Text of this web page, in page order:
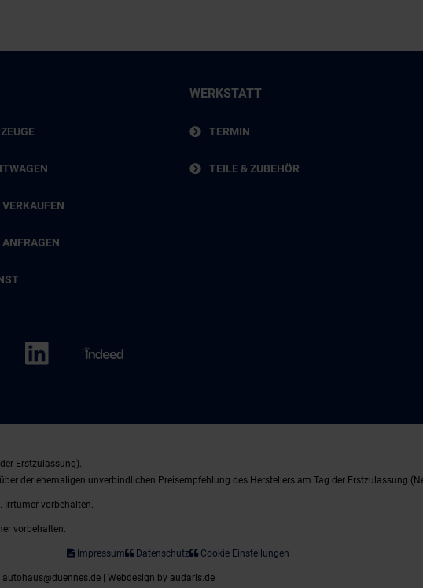
ANFRAGEN
WERKSTATT
TERMIN
TEILE & ZUBEHÖR
Erstzulassung).
der ehemaligen unverbindlichen Preisempfehlung des Herstellers am Tag der Erstzulassung
Irrtümer vorbehalten.
vorbehalten.
Impressum Datenschutz Cookie Einstellungen
| Webdesign by audaris.de